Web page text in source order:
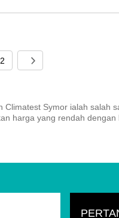
2
Symor ialah salah
harga yang rendah dengan